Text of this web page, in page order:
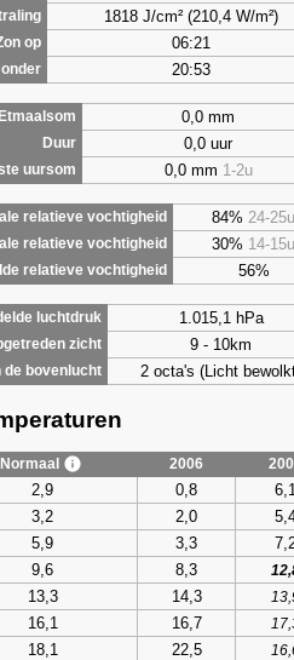
1818 J/cm² (210,4 W/m²)
op 06:21
20:53
Etmaalsom 0,0 mm
Duur 0,0 uur
uursom 0,0 mm 1-2u
relatieve vochtigheid 84% 24-25u
relatieve vochtigheid 30% 14-15u
relatieve vochtigheid 56%
luchtdruk 1.015,1 hPa
zicht 9 - 10km
de bovenlucht 2 octa's (Licht
Normaal 2006
2,9 0,8
3,2 2,0
5,9 3,3
9,6 8,3
13,3 14,3
16,1 16,7
18,1 22,5